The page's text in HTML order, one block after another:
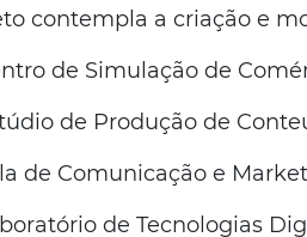
contempla a criação e
de Simulação de
de Produção de
de Comunicação e
de Tecnologias